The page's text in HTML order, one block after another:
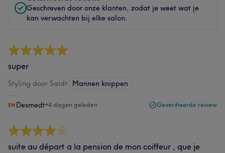
Geschreven door onze klanten, zodat je weet wat je
kan verwachten bij elke salon.
super
Styling door Said• Mannen knippen
Desmedt•4 dagen geleden Geverifieerde review
suite au départ a la pension de mon coiffeur , que je